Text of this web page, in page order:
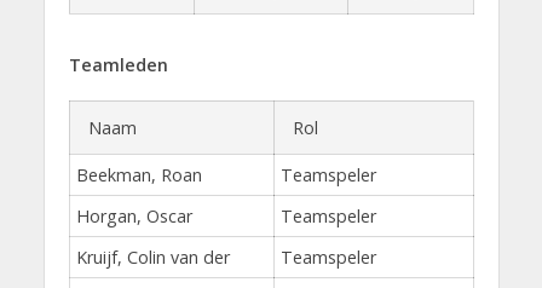
Teamleden
Naam Rol
Beekman, Roan
Teamspeler
Horgan, Oscar
Teamspeler
Kruijf, Colin van der
Teamspeler